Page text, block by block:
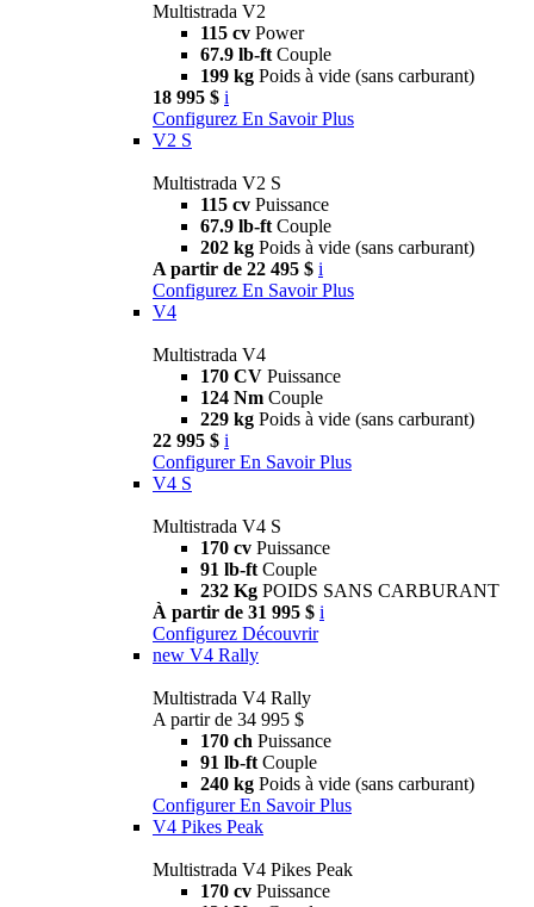
Multistrada V2
115 cv Power
67.9 lb-ft Couple
199 kg Poids à vide (sans carburant)
18 995 $ i
Configurez En Savoir Plus
V2 S
Multistrada V2 S
115 cv Puissance
67.9 lb-ft Couple
202 kg Poids à vide (sans carburant)
A partir de 22 495 $ i
Configurez En Savoir Plus
V4
Multistrada V4
170 CV Puissance
124 Nm Couple
229 kg Poids à vide (sans carburant)
22 995 $ i
Configurer En Savoir Plus
V4 S
Multistrada V4 S
170 cv Puissance
91 lb-ft Couple
232 Kg POIDS SANS CARBURANT
À partir de 31 995 $ i
Configurez Découvrir
new V4 Rally
Multistrada V4 Rally
A partir de 34 995 $
170 ch Puissance
91 lb-ft Couple
240 kg Poids à vide (sans carburant)
Configurer En Savoir Plus
V4 Pikes Peak
Multistrada V4 Pikes Peak
170 cv Puissance